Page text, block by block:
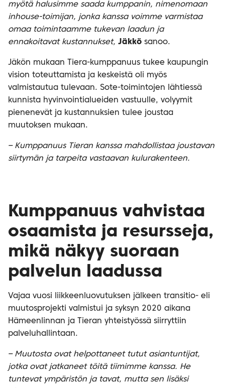
myötä halusimme saada kumppanin, nimenomaan
inhouse-toimijan, jonka kanssa voimme varmistaa
omaa toimintaamme tukevan laadun ja
ennakoitavat kustannukset, Jäkkö sanoo.
Jäkön mukaan Tiera-kumppanuus tukee kaupungin
vision toteuttamista ja keskeistä oli myös
valmistautua tulevaan. Sote-toimintojen lähtiessä
kunnista hyvinvointialueiden vastuulle, volyymit
pienenevät ja kustannuksien tulee joustaa
muutoksen mukaan.
– Kumppanuus Tieran kanssa mahdollistaa joustavan
siirtymän ja tarpeita vastaavan kulurakenteen.
Kumppanuus vahvistaa
osaamista ja resursseja,
mikä näkyy suoraan
palvelun laadussa
Vajaa vuosi liikkeenluovutuksen jälkeen transitio- eli
muutosprojekti valmistui ja syksyn 2020 aikana
Hämeenlinnan ja Tieran yhteistyössä siirryttiin
palveluhallintaan.
– Muutosta ovat helpottaneet tutut asiantuntijat,
jotka ovat jatkaneet töitä tiimimme kanssa. He
tuntevat ympäristön ja tavat, mutta sen lisäksi